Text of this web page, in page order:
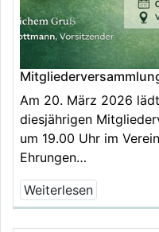
Am 20. März 2026
diesjährigen
um 19.00 Uhr im
Ehrungen…
Weiterlesen